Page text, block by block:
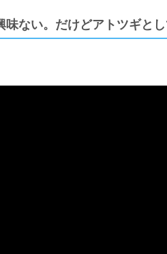
味ない。だけどアトツギ